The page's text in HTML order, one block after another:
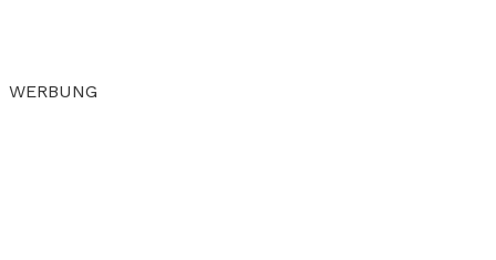
WERBUNG